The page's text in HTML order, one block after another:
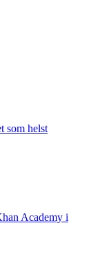
som helst
Academy i